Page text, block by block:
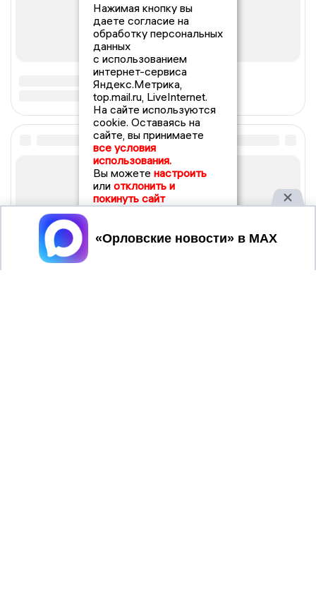
Нажимая кнопку вы
даете согласие на
обработку персональных
данных
с использованием
интернет-сервиса
Яндекс.Метрика,
top.mail.ru, LiveInternet.
На сайте используются
cookie. Оставаясь на
сайте, вы принимаете
все условия
использования.
Вы можете настроить
или отклонить и
покинуть сайт
Принять